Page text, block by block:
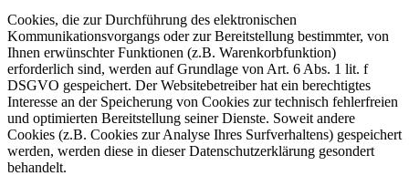
Cookies, die zur Durchführung des elektronischen
Kommunikationsvorgangs oder zur Bereitstellung bestimmter, von
Ihnen erwünschter Funktionen (z.B. Warenkorbfunktion)
erforderlich sind, werden auf Grundlage von Art. 6 Abs. 1 lit. f
DSGVO gespeichert. Der Websitebetreiber hat ein berechtigtes
Interesse an der Speicherung von Cookies zur technisch fehlerfreien
und optimierten Bereitstellung seiner Dienste. Soweit andere
Cookies (z.B. Cookies zur Analyse Ihres Surfverhaltens) gespeichert
werden, werden diese in dieser Datenschutzerklärung gesondert
behandelt.